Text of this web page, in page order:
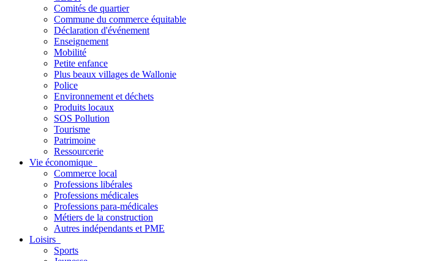
Comités de quartier
Commune du commerce équitable
Déclaration d'événement
Enseignement
Mobilité
Petite enfance
Plus beaux villages de Wallonie
Police
Environnement et déchets
Produits locaux
SOS Pollution
Tourisme
Patrimoine
Ressourcerie
Vie économique
Commerce local
Professions libérales
Professions médicales
Professions para-médicales
Métiers de la construction
Autres indépendants et PME
Loisirs
Sports